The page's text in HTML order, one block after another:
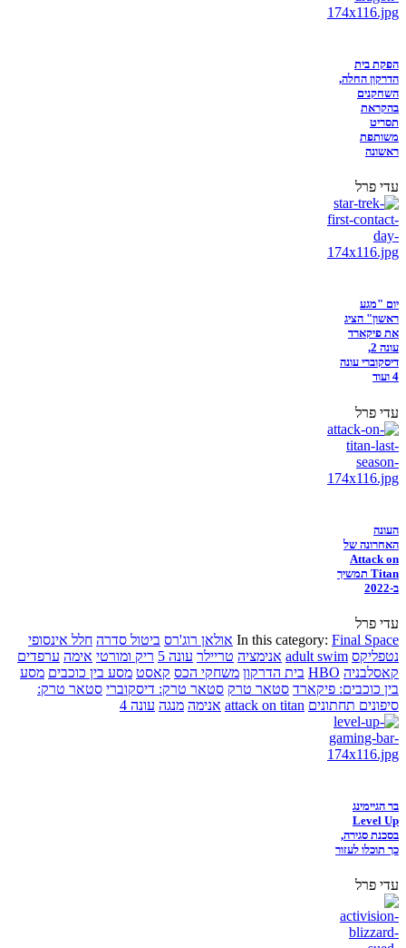
הפקת בית
הדרקון החלה,
השחקנים
בהקראת
תסריט
משותפת
ראשונה
עדי פרל
יום "מגע
ראשון" הציג
את פיקארד
עונה 2,
דיסקוברי עונה
4 ועוד
עדי פרל
העונה
האחרונה של
Attack on
Titan תמשיך
ב-2022
עדי פרל
In this category: Final Space אולאן רוג'רס ביטול סדרה חלל אינסופי
נטפליקס adult swim אנימציה טריילר עונה 5 ריק ומורטי אימה ערפדים
קאסלבניה HBO בית הדרקון משחקי הכס קאסט מסע בין כוכבים מסע
בין כוכבים: פיקארד סטאר טרק סטאר טרק: דיסקוברי סטאר טרק:
סיפונים תחתונים attack on titan אנימה מנגה עונה 4
בר הגיימינג
Level Up
בסכנת סגירה,
כך תוכלו לעזור
עדי פרל